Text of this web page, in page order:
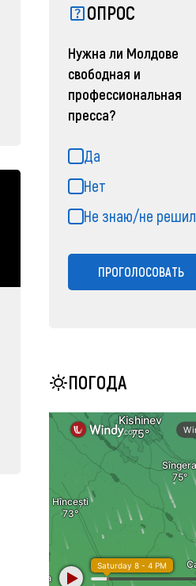
ОПРОС
Нужна ли Молдове
свободная и
профессиональная
пресса?
Да
Нет
Не знаю/не решил
ПРОГОЛОСОВАТЬ
ПОГОДА